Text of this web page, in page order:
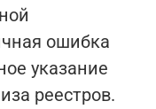
ошибка
указание
реестров.